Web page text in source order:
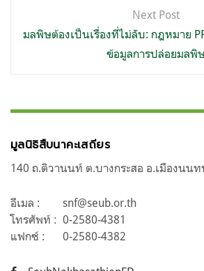
Next Post
มลพิษต้องเป็นเรื่องที่ไม่ลับ: กฎหมาย
ข้อมูลการปล่อยมลพิ
มูลนิธิสืบนาคะเสถียร
140 ถ.ติวานนท์ ต.บางกระสอ อ.เมืองนน
อีเมล :
snf@seub.or.th
โทรศัพท์ : 0-2580-4381
แฟกซ์ :
0-2580-4382